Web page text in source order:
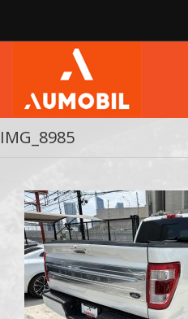
IMG_8985